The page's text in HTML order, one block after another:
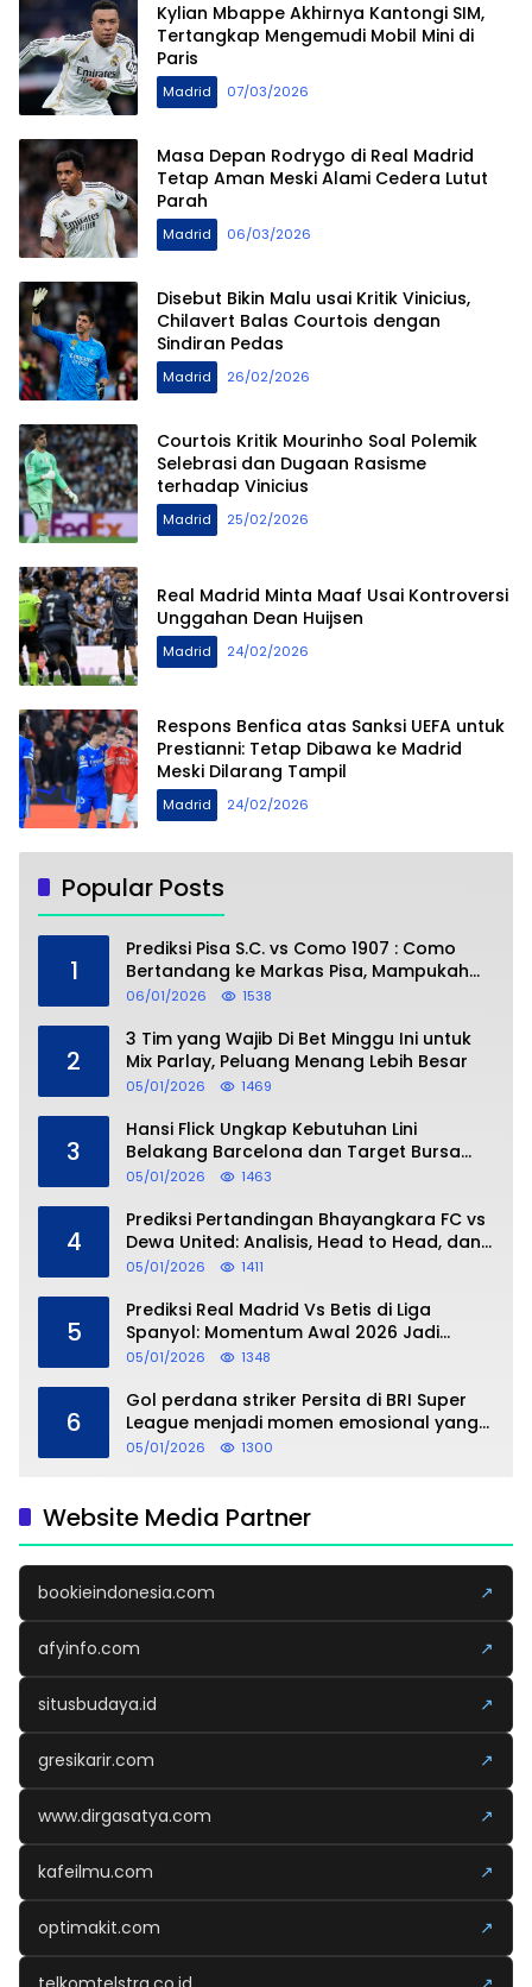
Kylian Mbappe Akhirnya Kantongi SIM,
Tertangkap Mengemudi Mobil Mini di
Paris
Madrid 07/03/2026
Masa Depan Rodrygo di Real Madrid
Tetap Aman Meski Alami Cedera Lutut
Parah
Madrid 06/03/2026
Disebut Bikin Malu usai Kritik Vinicius,
Chilavert Balas Courtois dengan
Sindiran Pedas
Madrid 26/02/2026
Courtois Kritik Mourinho Soal Polemik
Selebrasi dan Dugaan Rasisme
terhadap Vinicius
Madrid 25/02/2026
Real Madrid Minta Maaf Usai Kontroversi
Unggahan Dean Huijsen
Madrid 24/02/2026
Respons Benfica atas Sanksi UEFA untuk
Prestianni: Tetap Dibawa ke Madrid
Meski Dilarang Tampil
Madrid 24/02/2026
Popular Posts
1
Prediksi Pisa S.C. vs Como 1907 : Como
Bertandang ke Markas Pisa, Mampukah
Asuhan Cesc Fàbregas Mencuri Poin?
06/01/2026 1538
2
3 Tim yang Wajib Di Bet Minggu Ini untuk
Mix Parlay, Peluang Menang Lebih Besar
05/01/2026 1469
3
Hansi Flick Ungkap Kebutuhan Lini
Belakang Barcelona dan Target Bursa
Transfer Januari
05/01/2026 1463
4
Prediksi Pertandingan Bhayangkara FC vs
Dewa United: Analisis, Head to Head, dan
Perkiraan Skor
05/01/2026 1411
5
Prediksi Real Madrid Vs Betis di Liga
Spanyol: Momentum Awal 2026 Jadi
Taruhan
05/01/2026 1348
6
Gol perdana striker Persita di BRI Super
League menjadi momen emosional yang
dipersembahkan untuk sang buah hati
05/01/2026 1300
Website Media Partner
bookieindonesia.com ↗
afyinfo.com ↗
situsbudaya.id ↗
gresikarir.com ↗
www.dirgasatya.com ↗
kafeilmu.com ↗
optimakit.com ↗